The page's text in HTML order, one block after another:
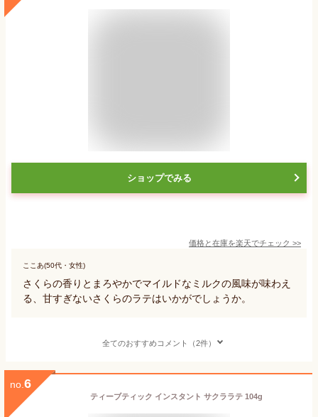
ショップでみる
価格と在庫を楽天でチェック >>
ここあ(50代・女性)
さくらの香りとまろやかでマイルドなミルクの風味が味わえ
る、甘すぎないさくらのラテはいかがでしょうか。
全てのおすすめコメント（2件）
no. 6
ティーブティック インスタント サクララテ 104g